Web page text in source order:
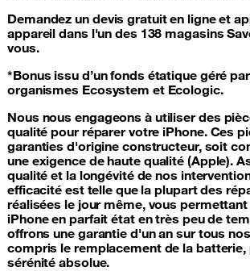
Demandez un devis gratuit en ligne et
appareil dans l'un des 138 magasins
vous.
*Bonus issu d’un fonds étatique géré
organismes Ecosystem et Ecologic.
Nous nous engageons à utiliserdes
qualité pour réparer votre iPhone. Ces
garanties d'origine constructeur, soit
une exigence de haute qualité (Apple).
qualité et la longévité de nos
efficacité est telle que la plupart des
réalisées le jour même, vous
iPhone en parfait état en très peu de
offrons une garantie d'un an sur tous
compris le remplacement de la batterie,
sérénité absolue.